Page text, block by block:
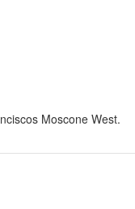
Moscone West.